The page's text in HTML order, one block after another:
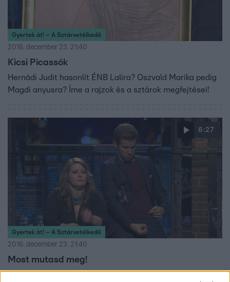
Gyertek át! – A Sztárvetélkedő
2016. december 23. 21:40
Kicsi Picassók
Hernádi Judit hasonlít ÉNB Lalira? Oszvald Marika pedig
Magdi anyusra? Íme a rajzok és a sztárok megfejtései!
6:27
Gyertek át! – A Sztárvetélkedő
2016. december 23. 21:40
Most mutasd meg!